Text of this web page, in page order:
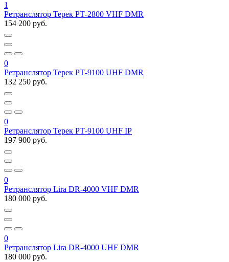
1
Ретранслятор Терек РТ-2800 VHF DMR
154 200 руб.
0
Ретранслятор Терек РТ-9100 UHF DMR
132 250 руб.
0
Ретранслятор Терек РТ-9100 UHF IP
197 900 руб.
0
Ретранслятор Lira DR-4000 VHF DMR
180 000 руб.
0
Ретранслятор Lira DR-4000 UHF DMR
180 000 руб.